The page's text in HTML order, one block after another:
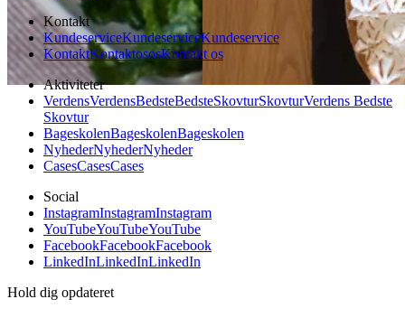
Kontakt
KundeserviceKundeserviceKundeservice
KontaktKontaktososKontakt os
Aktiviteter
VerdensVerdensBedsteBedsteSkovturSkovturVerdens Bedste
Skovtur
BageskolenBageskolenBageskolen
NyhederNyhederNyheder
CasesCasesCases
Social
InstagramInstagramInstagram
YouTubeYouTubeYouTube
FacebookFacebookFacebook
LinkedInLinkedInLinkedIn
Hold dig opdateret